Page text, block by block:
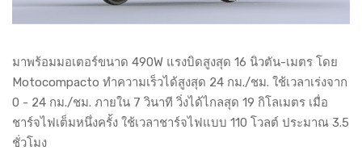
มาพร้อมมอเตอร์ขนาด 490W แรงบิดสูงสุด 16 นิวตัน-เมตร โดย
Motocompacto ทำความเร็วได้สูงสุด 24 กม./ชม. ใช้เวลาเร่งจาก
0 - 24 กม./ชม. ภายใน 7 วินาที วิ่งได้ไกลสุด 19 กิโลเมตร เมื่อ
ชาร์จไฟเต็มหนึ่งครั้ง ใช้เวลาชาร์จไฟแบบ 110 โวลต์ ประมาณ 3.5
ชั่วโมง